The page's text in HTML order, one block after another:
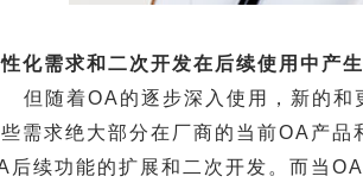
化需求和二次开发在后续使用中产生
但随着OA的逐步深入使用，新的
需求绝大部分在厂商的当前OA产品
后续功能的扩展和二次开发。而当